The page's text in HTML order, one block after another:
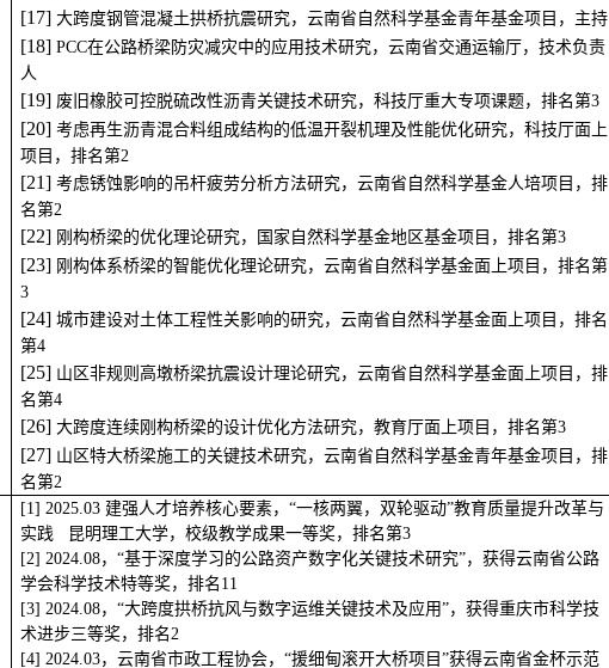
目，主持
[1 6] 思茅~澜沧公路桥梁抗震技术研究，交通厅科技计划项目，主持
[1
[18] PCC在公路桥梁防灾减灾中的应用技术研究，云南省交通运输厅，技术负责
人
[19] 废旧橡胶可控脱硫改性沥青关键技术研究，科技厅重大专项课题，排名第3
[20] 考虑再生沥青混合料组成结构的低温开裂机理及性能优化研究，科技厅面上
项目，排名第2
[21] 考虑锈蚀影响的吊杆疲劳分析方法研究，云南省自然科学基金人培项目，排
名第2
[22
[23] 刚构体系桥梁的智能优化理论研究，云南省自然科学基金面上项目，排名第
3
[24] 城市建设对土体工程性关影响的研究，云南省自然科学基金面上项目，排名
第4
[25] 山区非规则高墩桥梁抗震设计理论研究，云南省自然科学基金面上项目，排
名第4
[26] 大跨度连续刚构桥梁的设计优化方法研究，教育厅面上项目，排名第3
[27] 山区特大桥梁施工的关键技术研究，云南省自然科学基金青年基金项目，排
名第2
2025.03建强人才培养核心要素，“一核两翼，双轮驱动”教育质量提升改革与
实践
昆明理工大学，校级教学成果一等奖，排名第3
2024.08，“基于深度学习的公路资产数字化关键技术研究”，获得云南省公路
学会科学技术特等奖，排名11
2024.08，“大跨度拱桥抗风与数字运维关键技术及应用”，获得重庆市科学技